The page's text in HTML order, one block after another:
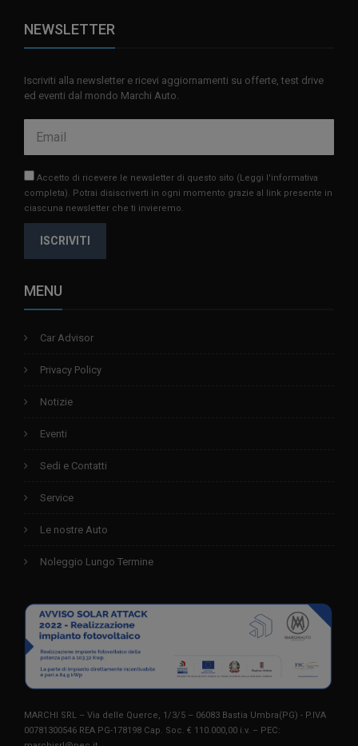
NEWSLETTER
Iscriviti alla newsletter e ricevi aggiornamenti su offerte, test drive
ed eventi dal mondo Marchi Auto.
Accetto di ricevere le newsletter di questo sito (Leggi l'informativa
completa). Potrai disiscriverti in ogni momento grazie al link presente in
ciascuna newsletter che ti invieremo.
ISCRIVITI
MENU
Car Advisor
Privacy Policy
Notizie
Eventi
Sedi e Contatti
Service
Le nostre Auto
Noleggio Lungo Termine
MARCHI SRL – Via delle Querce, 1/3/5 – 06083 Bastia Umbra(PG) - P.IVA
00781300546 REA PG-178198 Cap. Soc. € 110.000,00 i.v. – PEC: